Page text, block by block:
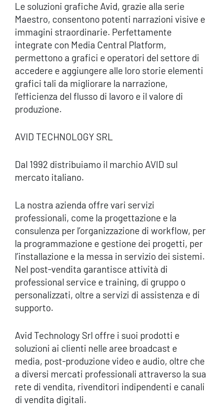
Le soluzioni grafiche Avid, grazie alla serie
Maestro, consentono potenti narrazioni visive e
immagini straordinarie. Perfettamente
integrate con Media Central Platform,
permettono a grafici e operatori del settore di
accedere e aggiungere alle loro storie elementi
grafici tali da migliorare la narrazione,
l’efficienza del flusso di lavoro e il valore di
produzione.
AVID TECHNOLOGY SRL
Dal 1992 distribuiamo il marchio AVID sul
mercato italiano.
La nostra azienda offre vari servizi
professionali, come la progettazione e la
consulenza per l’organizzazione di workflow, per
la programmazione e gestione dei progetti, per
l’installazione e la messa in servizio dei sistemi.
Nel post-vendita garantisce attività di
professional service e training, di gruppo o
personalizzati, oltre a servizi di assistenza e di
supporto.
Avid Technology Srl offre i suoi prodotti e
soluzioni ai clienti nelle aree broadcast e
media, post-produzione video e audio, oltre che
a diversi mercati professionali attraverso la sua
rete di vendita, rivenditori indipendenti e canali
di vendita digitali.